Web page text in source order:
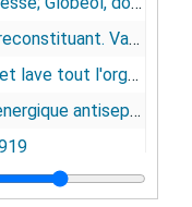
de la peau, March 23, 1918
urique), June 19, 1915
urinaire, 1919
doit avoir sur sa table de toilette, Gyraldose, August 14, 1915